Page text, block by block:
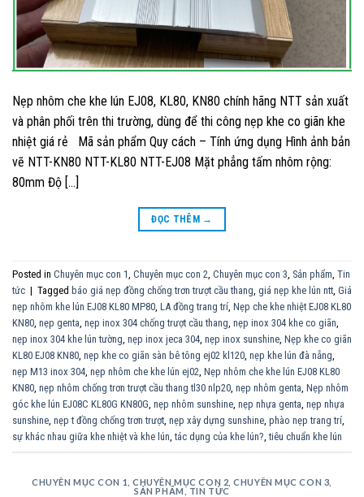
Nẹp nhôm che khe lún EJ08, KL80, KN80 chính hãng NTT sản xuất
và phân phối trên thi trường, dùng để thi công nẹp khe co giãn khe
nhiệt giá rẻ Mã sản phẩm Quy cách – Tính ứng dụng Hình ảnh bản
vẽ NTT-KN80 NTT-KL80 NTT-EJ08 Mặt phẳng tấm nhôm rộng:
80mm Độ […]
ĐỌC THÊM →
Posted in Chuyên mục con 1 Chuyên mục con 2 Chuyên mục con 3 Sản phẩm Tin
tức | Tagged báo giá nẹp đồng chống trơn trượt cầu thang giá nẹp khe lún ntt Giá
nẹp nhôm khe lún EJ08 KL80 MP80 LA đồng trang trí Nẹp che khe nhiệt EJ08 KL80
KN80 nẹp genta nẹp inox 304 chống trượt cầu thang nẹp inox 304 khe co giãn
nẹp inox 304 khe lún tường nẹp inox jeca 304 nẹp inox sunshine Nẹp khe co giãn
KL80 EJ08 KN80 nẹp khe co giãn sàn bê tông ej02 kl120 nẹp khe lún đà nẵng
nẹp M13 inox 304 nẹp nhôm che khe lún ej02 Nẹp nhôm che khe lún EJ08 KL80
KN80 nẹp nhôm chống trơn trượt cầu thang tl30 nlp20 nẹp nhôm genta Nẹp nhôm
góc khe lún EJ08C KL80G KN80G nẹp nhôm sunshine nẹp nhựa genta nẹp nhựa
sunshine nẹp t đồng chống trơn trượt nẹp xây dựng sunshine phào nẹp trang trí
sự khác nhau giữa khe nhiệt và khe lún ,tác dụng của khe lún? ,tiêu chuẩn khe lún
CHUYÊN MỤC CON 1 ,CHUYÊN MỤC CON 2 ,CHUYÊN MỤC CON 3
SẢN PHẨM , TIN TỨC